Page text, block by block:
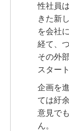
性社員
きた新
を会社
経て、
その外
スター
企画を
ては紆
意見で
ん。